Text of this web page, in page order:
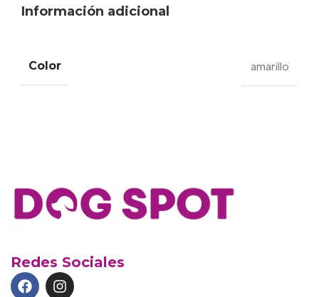
Información adicional
Color amarillo
Redes Sociales